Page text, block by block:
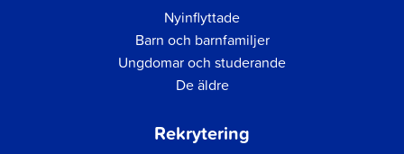
Nyinflyttade
Barn och barnfamiljer
Ungdomar och studerande
De äldre
Rekrytering